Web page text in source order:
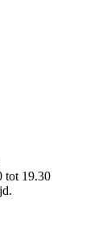
tot 19.30